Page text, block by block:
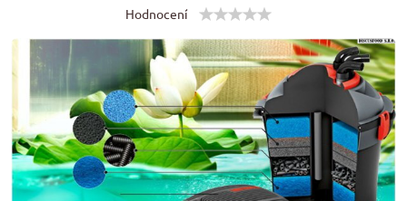
Hodnocení